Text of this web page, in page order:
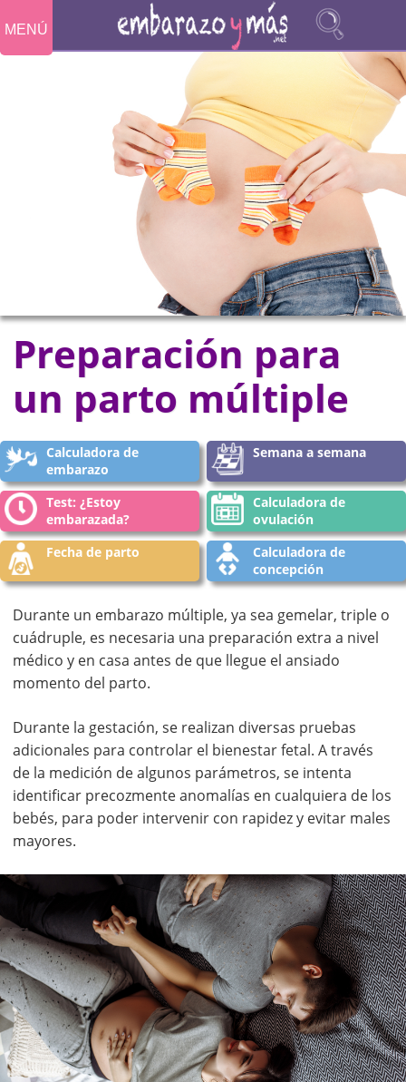
MENÚ
Preparación para
un parto múltiple
Calculadora de
embarazo
Semana a semana
Test: ¿Estoy
embarazada?
Calculadora de
ovulación
Fecha de parto
Calculadora de
concepción
Durante un embarazo múltiple, ya sea gemelar, triple o
cuádruple, es necesaria una preparación extra a nivel
médico y en casa antes de que llegue el ansiado
momento del parto.
Durante la gestación, se realizan diversas pruebas
adicionales para controlar el bienestar fetal. A través
de la medición de algunos parámetros, se intenta
identificar precozmente anomalías en cualquiera de los
bebés, para poder intervenir con rapidez y evitar males
mayores.